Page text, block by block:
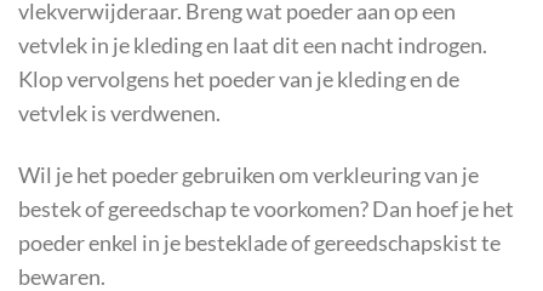
vlekverwijderaar. Breng wat poeder aan op een
vetvlek in je kleding en laat dit een nacht indrogen.
Klop vervolgens het poeder van je kleding en de
vetvlek is verdwenen.
Wil je het poeder gebruiken om verkleuring van je
bestek of gereedschap te voorkomen? Dan hoef je het
poeder enkel in je besteklade of gereedschapskist te
bewaren.